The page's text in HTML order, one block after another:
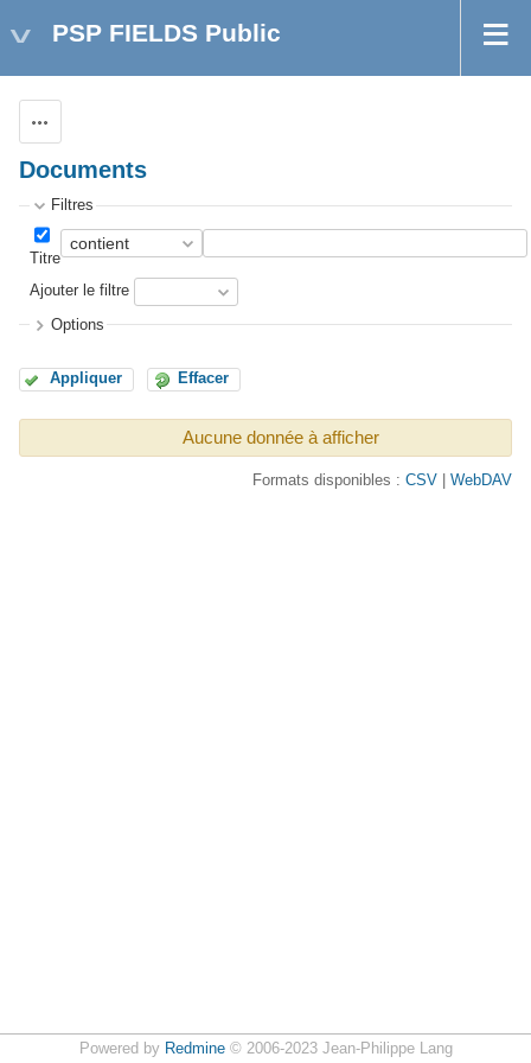
PSP FIELDS Public
Documents
Filtres
Titre
Ajouter le filtre
Options
Appliquer Effacer
Aucune donnée à afficher
Formats disponibles : CSV WebDAV
Powered by Redmine© 2006-2023 Jean-Philippe Lang